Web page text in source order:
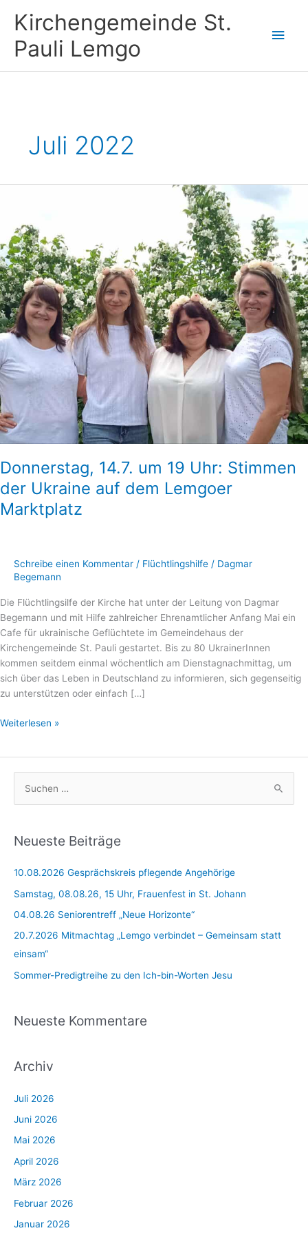
InhaltKirchengemeinde St.
Pauli Lemgo
Juli 2022
Donnerstag, 14.7. um 19 Uhr: Stimmen
der Ukraine auf dem Lemgoer
Marktplatz
Schreibe einen Kommentar / Flüchtlingshilfe / Dagmar
Begemann
Die Flüchtlingsilfe der Kirche hat unter der Leitung von Dagmar
Begemann und mit Hilfe zahlreicher Ehrenamtlicher Anfang Mai ein
Cafe für ukrainische Geflüchtete im Gemeindehaus der
Kirchengemeinde St. Pauli gestartet. Bis zu 80 UkrainerInnen
kommen seitdem einmal wöchentlich am Dienstagnachmittag, um
sich über das Leben in Deutschland zu informieren, sich gegenseitig
zu unterstützen oder einfach […]
Donnerstag,
Lemgoer
Marktplatz
Weiterlesen »
h
n
n
a
Neueste Beiträge
10.08.2026 Gesprächskreis pflegende Angehörige
Samstag, 08.08.26, 15 Uhr, Frauenfest in St. Johann
04.08.26 Seniorentreff „Neue Horizonte“
20.7.2026 Mitmachtag „Lemgo verbindet – Gemeinsam statt
einsam“
Sommer-Predigtreihe zu den Ich-bin-Worten Jesu
Neueste Kommentare
Archiv
Juli 2026
Juni 2026
Mai 2026
April 2026
März 2026
Februar 2026
Januar 2026